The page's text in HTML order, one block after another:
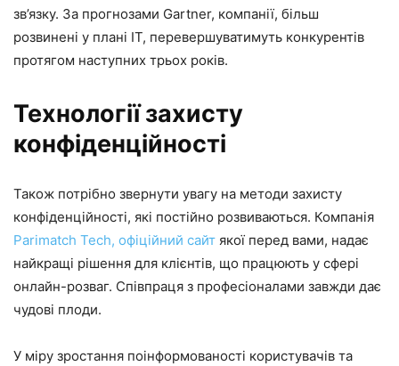
зв’язку. За прогнозами Gartner, компанії, більш
розвинені у плані ІТ, перевершуватимуть конкурентів
протягом наступних трьох років.
Технології захисту
конфіденційності
Також потрібно звернути увагу на методи захисту
конфіденційності, які постійно розвиваються. Компанія
Parimatch Tech, офіційний сайт якої перед вами, надає
найкращі рішення для клієнтів, що працюють у сфері
онлайн-розваг. Співпраця з професіоналами завжди дає
чудові плоди.
У міру зростання поінформованості користувачів та